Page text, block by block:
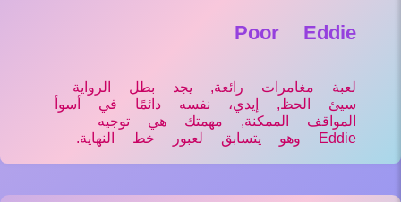
Poor Eddie
لعبة مغامرات رائعة, يجد بطل الرواية
سيئ الحظ, إيدي، نفسه دائمًا في أسوأ
المواقف الممكنة, مهمتك هي توجيه
Eddie وهو يتسابق لعبور خط النهاية.